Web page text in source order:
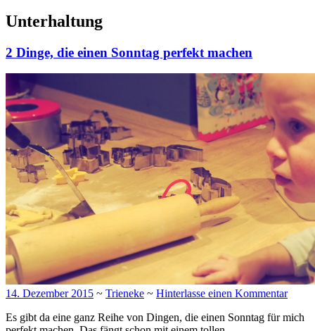
Unterhaltung
2 Dinge, die einen Sonntag perfekt machen
14. Dezember 2015 ~ Trieneke ~ Hinterlasse einen Kommentar
Es gibt da eine ganz Reihe von Dingen, die einen Sonntag für mich